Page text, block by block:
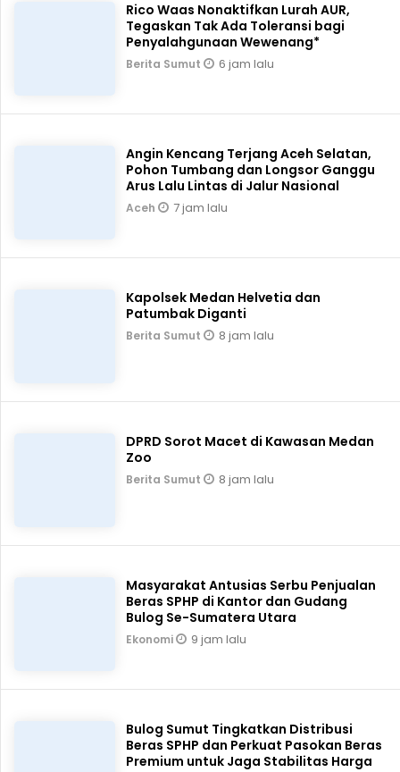
Rico Waas Nonaktifkan Lurah AUR,
Tegaskan Tak Ada Toleransi bagi
Penyalahgunaan Wewenang*
Berita Sumut 6 jam lalu
Angin Kencang Terjang Aceh Selatan,
Pohon Tumbang dan Longsor Ganggu
Arus Lalu Lintas di Jalur Nasional
Aceh 7 jam lalu
Kapolsek Medan Helvetia dan
Patumbak Diganti
Berita Sumut 8 jam lalu
DPRD Sorot Macet di Kawasan Medan
Zoo
Berita Sumut 8 jam lalu
Masyarakat Antusias Serbu Penjualan
Beras SPHP di Kantor dan Gudang
Bulog Se-Sumatera Utara
Ekonomi 9 jam lalu
Bulog Sumut Tingkatkan Distribusi
Beras SPHP dan Perkuat Pasokan Beras
Premium untuk Jaga Stabilitas Harga